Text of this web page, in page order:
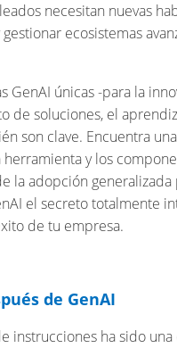
necesitan nuevas
ecosistemas
GenAI únicas -para la
de soluciones, el
son clave. Encuentra
herramienta y los
la adopción generalizada
el secreto totalmente
de tu empresa.
de GenAI
instrucciones ha sido una